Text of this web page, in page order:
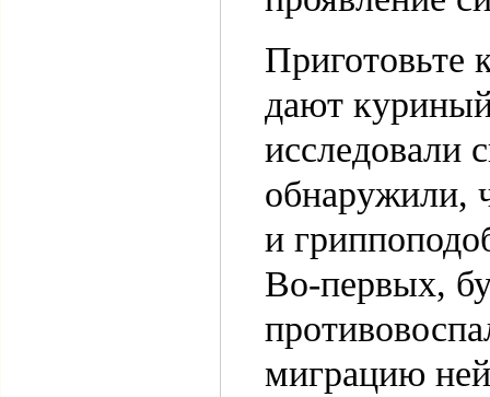
Приготовьте
дают
исследовали
обнаружили,
и
Во-первых,
миграцию